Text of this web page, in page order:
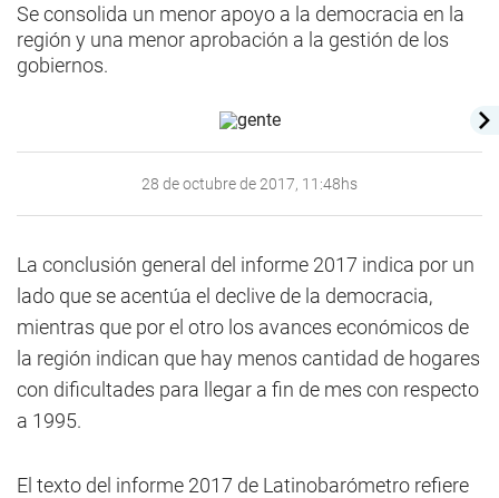
Se consolida un menor apoyo a la democracia en la
región y una menor aprobación a la gestión de los
gobiernos.
28 de octubre de 2017, 11:48hs
La conclusión general del informe 2017 indica por un
lado que se acentúa el declive de la democracia,
mientras que por el otro los avances económicos de
la región indican que hay menos cantidad de hogares
con dificultades para llegar a fin de mes con respecto
a 1995.
El texto del informe 2017 de Latinobarómetro refiere